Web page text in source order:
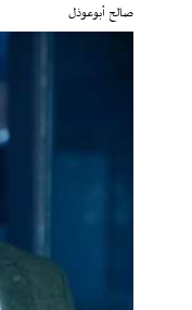
صالح أبوعوذل